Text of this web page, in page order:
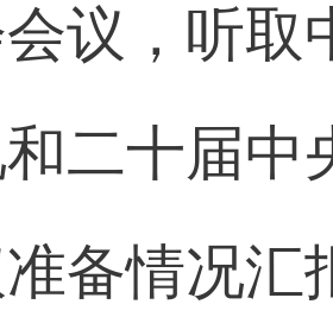
议，听取
二十届中
备情况汇